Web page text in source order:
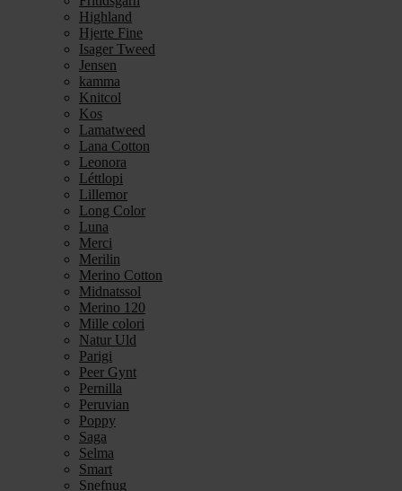
Highland
Hjerte Fine
Isager Tweed
Jensen
kamma
Knitcol
Kos
Lamatweed
Lana Cotton
Leonora
Léttlopi
Lillemor
Long Color
Luna
Merci
Merilin
Merino Cotton
Midnatssol
Merino 120
Mille colori
Natur Uld
Parigi
Peer Gynt
Pernilla
Peruvian
Poppy
Saga
Selma
Smart
Snefnug